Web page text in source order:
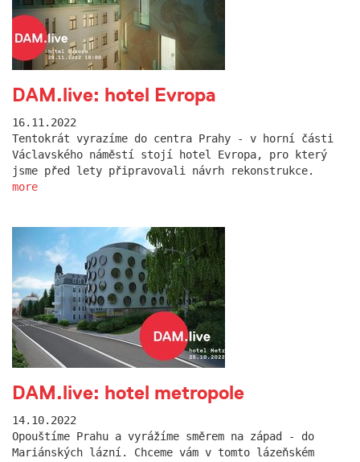
DAM.live: hotel Evropa
16.11.2022
Tentokrát vyrazíme do centra Prahy - v horní části
Václavského náměstí stojí hotel Evropa, pro který
jsme před lety připravovali návrh rekonstrukce.
more
DAM.live: hotel metropole
14.10.2022
Opouštíme Prahu a vyrážíme směrem na západ - do
Mariánských lázní. Chceme vám v tomto lázeňském